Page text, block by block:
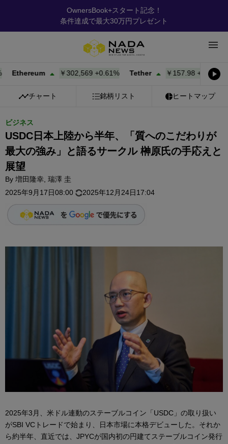
OwnersBook+スタート記念！
条件達成で最大30万円プレゼント
￥302,569+0.61% Tether ￥157.98+0.02% BNB
チャート 銘柄リスト ヒートマップ
ビジネス
USDC日本上陸から半年、「質へのこだわりが
最大の強み」と語るサークル 榊原氏の手応えと
展望
By 増田隆幸 瑞澤 圭
2025年9月17日08:00
2025年12月24日17:04
2025年3月、米ドル連動のステーブルコイン「USDC」の取り扱い
がSBI VCトレードで始まり、日本市場に本格デビューした。それか
ら約半年、直近では、JPYCが国内初の円建てステーブルコイン発行